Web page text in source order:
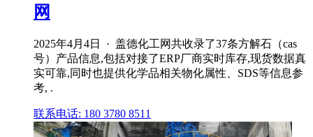
网
2025年4月4日 · 盖德化工网共收录了37条方解石（cas
号）产品信息,包括对接了ERP厂商实时库存,现货数据真
实可靠,同时也提供化学品相关物化属性、SDS等信息参
考, .
联系电话: 180 3780 8511